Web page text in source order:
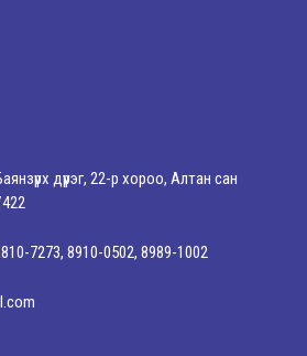
дүүрэг, 22-р хороо, Алтан сан
7273, 8910-0502, 8989-1002